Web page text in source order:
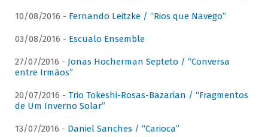
10/08/2016 - Fernando Leitzke / “Rios que Navego”
03/08/2016 - Escualo Ensemble
27/07/2016 - Jonas Hocherman Septeto / “Conversa
entre Irmãos”
20/07/2016 - Trio Tokeshi-Rosas-Bazarian / “Fragmentos
de Um Inverno Solar”
13/07/2016 - Daniel Sanches / “Carioca”